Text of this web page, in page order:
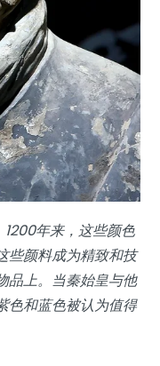
年来，这些颜色
些颜料成为精致和技
品上。当秦始皇与他
色和蓝色被认为值得